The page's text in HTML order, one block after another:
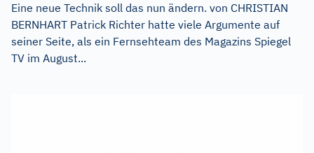
Eine neue Technik soll das nun ändern. von CHRISTIAN
BERNHART Patrick Richter hatte viele Argumente auf
seiner Seite, als ein Fernsehteam des Magazins Spiegel
TV im August...